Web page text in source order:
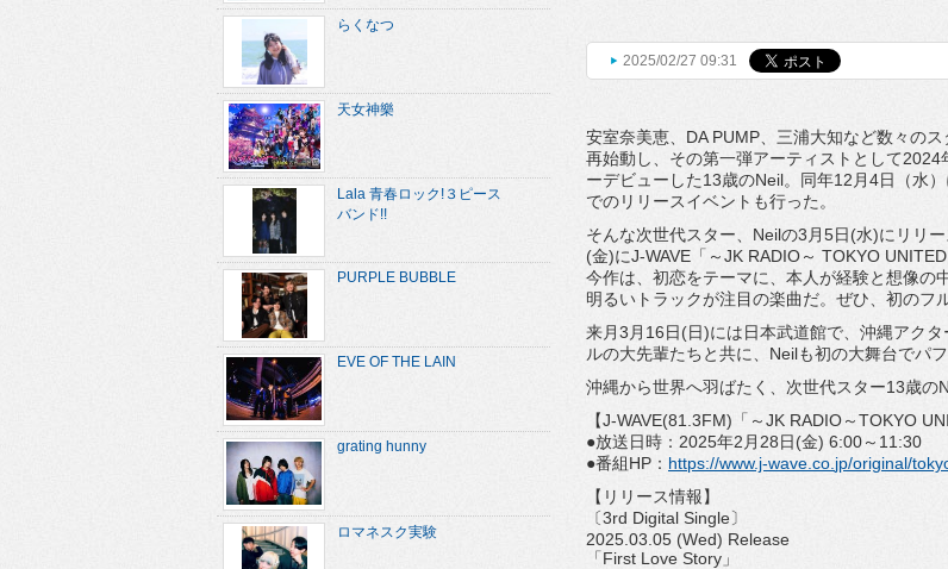
2025/02/27 09:31
安室奈美恵、DA PUMP、 三浦大知など数々の
再始動し、 その第一弾アーティストとして2024
ーデビューした13歳のNeil。同年12月4日（水）
でのリリースイベントも行った。
そんな次世代スター、Neilの3月5日(水)にリリ
(金)にJ-WAVE「～JK RADIO～ TOKYO
今作は、初恋をテーマに、 本人が経験と想像の
明るいトラックが注目の楽曲だ。ぜひ、 初のフ
来月3月16日(日)には日本武道館で、 沖縄アクタ
ルの大先輩たちと共に、 Neilも初の大舞台でパ
沖縄から世界へ羽ばたく、次世代スター13歳の
【J-WAVE(81.3FM)「～JK RADIO～TOKYO
●放送日時：2025年2月28日(金) 6:00～11:30
●番組HP： https://www.j-wave.co. jp/original/
【リリース情報】
〔3rd Digital Single〕
2025.03.05 (Wed) Release
「First Love Story」
らくなつ
天女神樂
Lala 青春ロック!３ピース
バンド!!
PURPLE BUBBLE
EVE OF THE LAIN
grating hunny
ロマネスク実験